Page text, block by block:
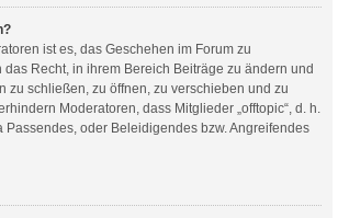
ist es, das Geschehen im Forum zu
Recht, in ihrem Bereich Beiträge zu ändern und
zu schließen, zu öffnen, zu verschieben und zu
Moderatoren, dass Mitglieder „offtopic“, d. h.
Passendes, oder Beleidigendes bzw. Angreifendes